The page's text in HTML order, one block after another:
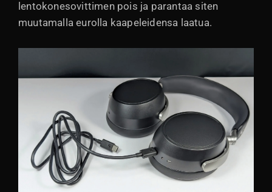
lentokonesovittimen pois ja parantaa siten
muutamalla eurolla kaapeleidensa laatua.